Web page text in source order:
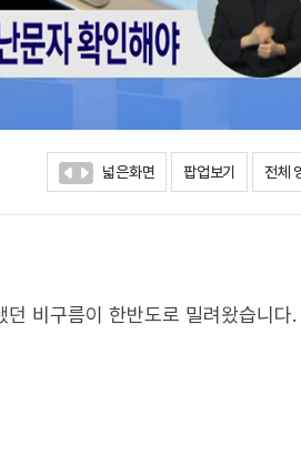
넓은화면 팝업보기 전체
비구름이 한반도로 밀려왔습니다.